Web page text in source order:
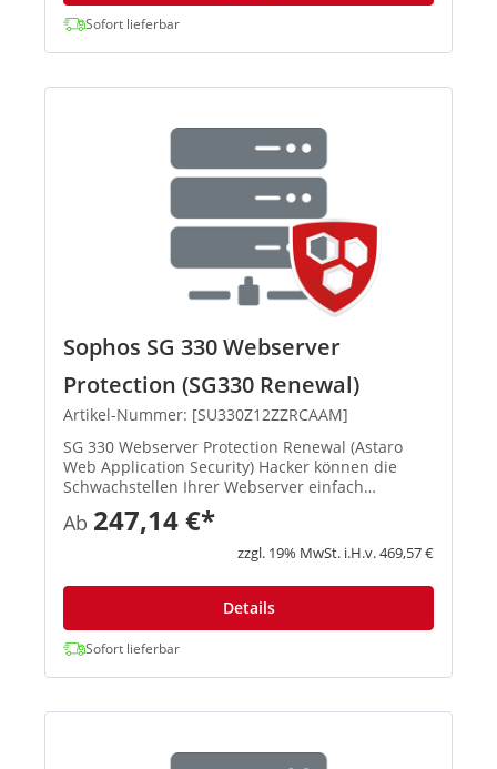
Sofort lieferbar
Sophos SG 330 Webserver
Protection (SG330 Renewal)
Artikel-Nummer: [SU330Z12ZZRCAAM]
SG 330 Webserver Protection Renewal (Astaro
Web Application Security) Hacker können die
Schwachstellen Ihrer Webserver einfach
ausnutzen, um Daten zu stehlen, sich unbefugt
Zugriff zu verschaffen und Systeme zu infizieren.
Dazu muss lediglich eine fü...
Ab 247,14 €*
zzgl. 19% MwSt. i.H.v. 469,57 €
Details
Sofort lieferbar